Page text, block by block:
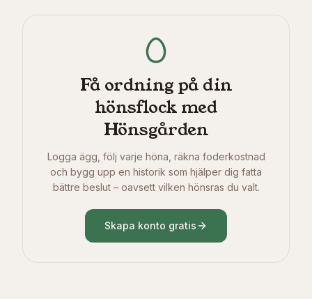
Få ordning på din
hönsflock med
Hönsgården
Logga ägg, följ varje höna, räkna foderkostnad
och bygg upp en historik som hjälper dig fatta
bättre beslut – oavsett vilken hönsras du valt.
Skapa konto gratis